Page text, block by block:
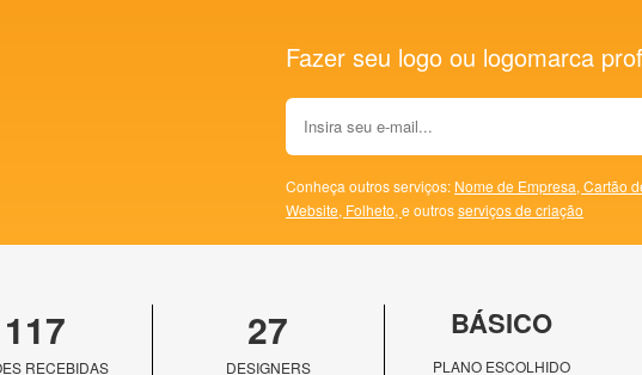
Fazer seu logo ou logomarca
Conheça outros serviços: Nome de Empresa, Cartão
Website, Folheto, e outrosserviços de criação
117
RECEBIDAS
27
DESIGNERS
BÁSICO
PLANO ESCOLHIDO